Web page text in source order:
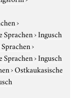
›
Sprachen›Ingusch
›
Sprachen›Ingusch
›Ostkaukasische